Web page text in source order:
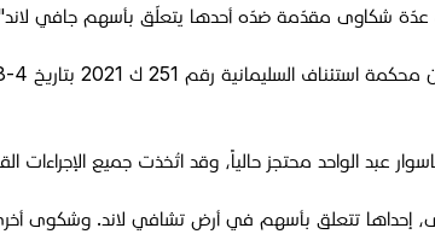
عدّة شكاوى مقدّمة ضدّه أحدها يتعلّق بأسهم جافي
إحداها تتعلق بأسهم في أرض تشافي لاند.